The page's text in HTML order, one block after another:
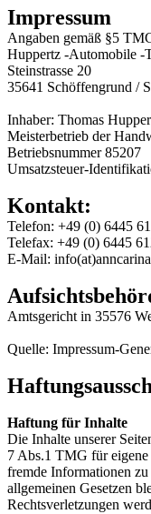
Impressum
Angaben gemäß §5
Huppertz -Automobile -
Steinstrasse 20
35641 Schöffengrund /
Inhaber: Thomas
Meisterbetrieb der
Betriebsnummer 85207
Umsatzsteuer-
Kontakt:
Telefon: +49 (0) 6445
Telefax: +49 (0) 6445
E-Mail:
Amtsgericht in 35576
Quelle: Impressum-
Haftung für Inhalte
Die Inhalte unserer
7 Abs.1 TMG für eigene
fremde Informationen
allgemeinen Gesetzen
Rechtsverletzungen